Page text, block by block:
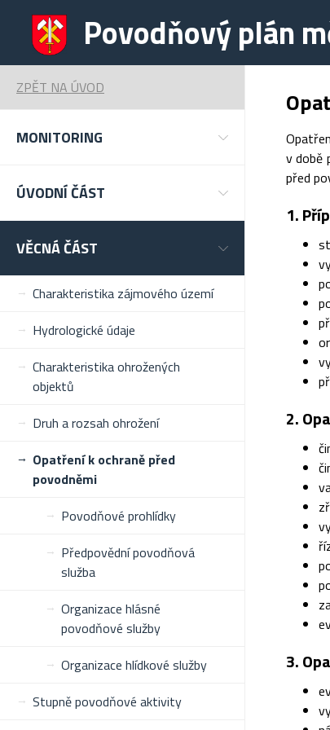
Povodňový plán
ZPĚT NA ÚVOD
MONITORING
ÚVODNÍ ČÁST
VĚCNÁ ČÁST
Charakteristika zájmového území
Hydrologické údaje
Charakteristika ohrožených
objektů
Druh a rozsah ohrožení
Opatření k ochraně před
povodněmi
Povodňové prohlídky
Předpovědní povodňová
služba
Organizace hlásné
povodňové služby
Organizace hlídkové služby
Stupně povodňové aktivity
v době
před
1.
2.
3.